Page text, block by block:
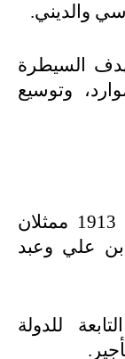
والديني.
السيطرة
وتوسيع
حظر المؤتمر العربي في باريس 1913 ممثلان
علي وعبد
للدولة